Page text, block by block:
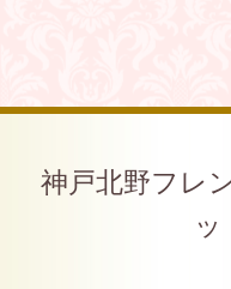
神戸北野フレ